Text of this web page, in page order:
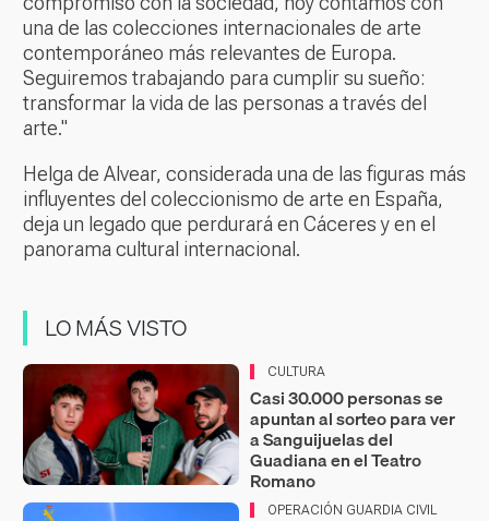
una de las colecciones internacionales de arte
contemporáneo más relevantes de Europa.
Seguiremos trabajando para cumplir su sueño:
transformar la vida de las personas a través del
arte."
Helga de Alvear, considerada una de las figuras más
influyentes del coleccionismo de arte en España,
deja un legado que perdurará en Cáceres y en el
panorama cultural internacional.
LO MÁS VISTO
CULTURA
Casi 30.000 personas se
apuntan al sorteo para ver
a Sanguijuelas del
Guadiana en el Teatro
Romano
OPERACIÓN GUARDIA CIVIL